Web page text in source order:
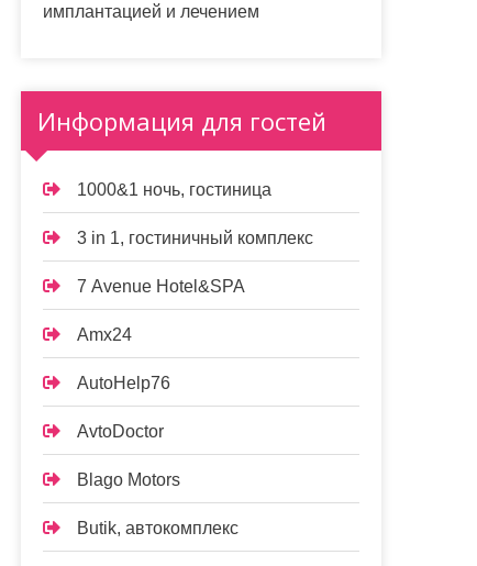
имплантацией и лечением
Информация для гостей
1000&1 ночь, гостиница
3 in 1, гостиничный комплекс
7 Avenue Hotel&SPA
Amx24
AutoHelp76
AvtoDoctor
Blago Motors
Butik, автокомплекс